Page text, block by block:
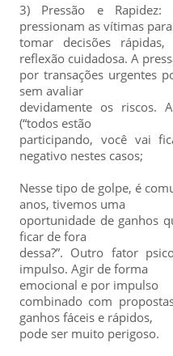
3) Pressão e Rapidez:
pressionam as vítimas para
tomar decisões
reflexão cuidadosa. A
por transações urgentes
sem avaliar
devidamente os riscos.
(“todos estão
participando, você vai
negativo nestes casos;
Nesse tipo de golpe, é
anos, tivemos uma
oportunidade de ganhos
ficar de fora
dessa?”. Outro fator
impulso. Agir de forma
emocional e por impulso
combinado com
ganhos fáceis e rápidos,
pode ser muito perigoso.